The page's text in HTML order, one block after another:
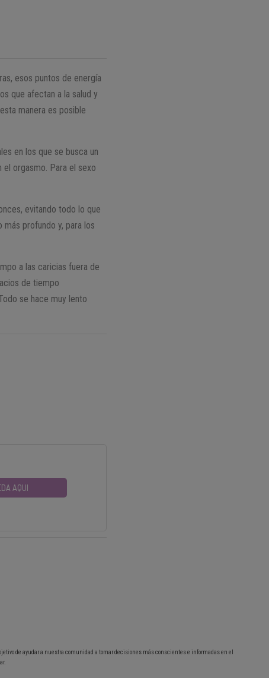
esos puntos de energía
que afectan a la salud y
manera es posible
en los que se busca un
orgasmo. Para el sexo
evitando todo lo que
profundo y, para los
a las caricias fuera de
de tiempo
se hace muy lento
AQUI
de ayudar a nuestra comunidad a tomar decisiones más conscientes e informadas en el